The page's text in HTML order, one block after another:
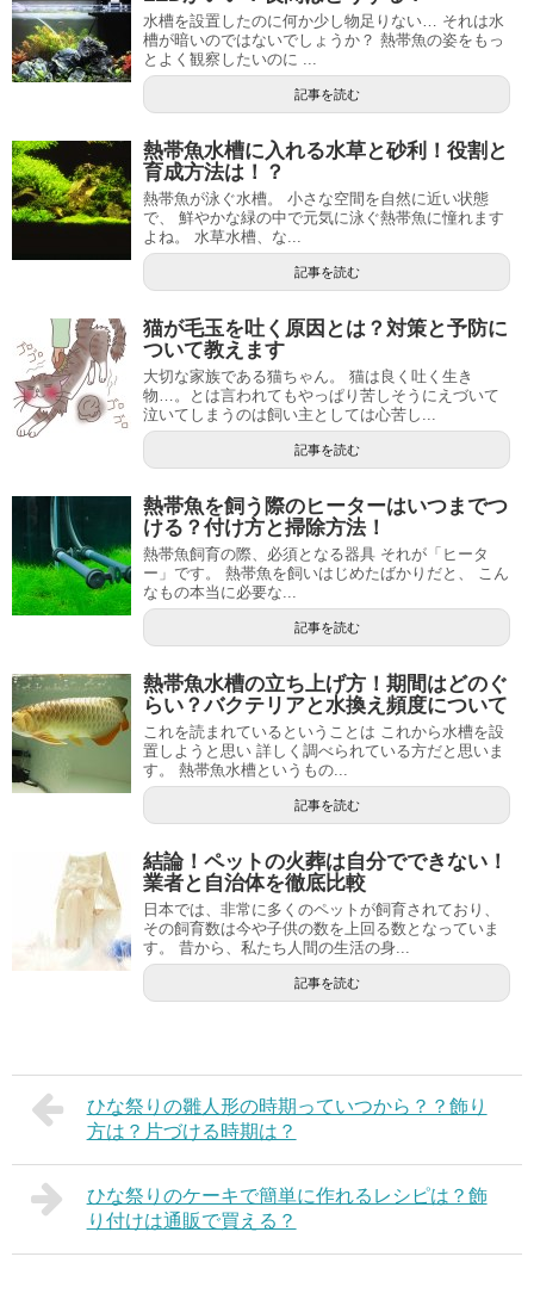
水槽を設置したのに何か少し物足りない… それは水
槽が暗いのではないでしょうか？ 熱帯魚の姿をもっ
とよく観察したいのに ...
記事を読む
熱帯魚水槽に入れる水草と砂利！役割と
育成方法は！？
熱帯魚が泳ぐ水槽。 小さな空間を自然に近い状態
で、 鮮やかな緑の中で元気に泳ぐ熱帯魚に憧れます
よね。 水草水槽、な...
記事を読む
猫が毛玉を吐く原因とは？対策と予防に
ついて教えます
大切な家族である猫ちゃん。 猫は良く吐く生き
物…。とは言われてもやっぱり苦しそうにえづいて
泣いてしまうのは飼い主としては心苦し...
記事を読む
熱帯魚を飼う際のヒーターはいつまでつ
ける？付け方と掃除方法！
熱帯魚飼育の際、必須となる器具 それが「ヒータ
ー」です。 熱帯魚を飼いはじめたばかりだと、 こん
なもの本当に必要な...
記事を読む
熱帯魚水槽の立ち上げ方！期間はどのぐ
らい？バクテリアと水換え頻度について
これを読まれているということは これから水槽を設
置しようと思い 詳しく調べられている方だと思いま
す。 熱帯魚水槽というもの...
記事を読む
結論！ペットの火葬は自分でできない！
業者と自治体を徹底比較
日本では、非常に多くのペットが飼育されており、
その飼育数は今や子供の数を上回る数となっていま
す。 昔から、私たち人間の生活の身...
記事を読む
ひな祭りの雛人形の時期っていつから？？飾り
方は？片づける時期は？
ひな祭りのケーキで簡単に作れるレシピは？飾
り付けは通販で買える？